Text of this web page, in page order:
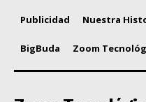
Publicidad Nuestra
BigBuda Zoom